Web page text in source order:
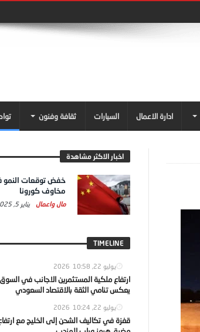
ادارة الاعمال السيارات ثقافة وفنون
اخبار الاكثر مشاهدة
خفض توقعات النمو
مخاوف كورونا
مال واعمال يناير 5, 2025
TIMELINE
يوليو 22, 2026 10:58
ارتفاع ملكية المستثمرين الاجانب في
يعكس تنامي الثقة بالاقتصاد السعودي
يوليو 22, 2026 10:24
قفزة في تكاليف الشحن إلى الخليج مع